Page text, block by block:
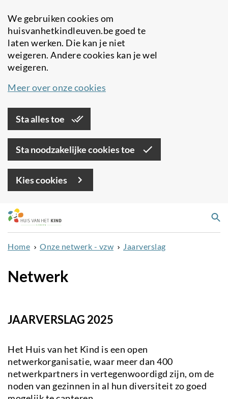
We gebruiken cookies om
huisvanhetkindleuven.be goed te
laten werken. Die kan je niet
weigeren. Andere cookies kan je wel
weigeren.
Meer over onze cookies
Sta alles toe
Sta noodzakelijke cookies toe
Kies cookies
Overslaan
en
naar
de
gaan
Home Onze netwerk - vzw Jaarverslag
Netwerk
JAARVERSLAG 2025
Het Huis van het Kind is een open
netwerkorganisatie, waar meer dan 400
netwerkpartners in vertegenwoordigd zijn, om de
noden van gezinnen in al hun diversiteit zo goed